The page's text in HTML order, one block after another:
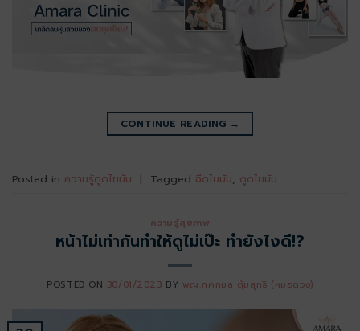
CONTINUE READING →
Posted in ความรู้ดูดไขมัน | Tagged ฉีดไขมัน ดูดไขมัน
ความรู้สุขภาพ
หน้าไม่เท่ากันทำให้ดูไม่เป๊ะ ทำยังไงดี!?
POSTED ON 30/01/2023 BY พญ.ภคกมล ตุ้มสุทธิ (หมอตวง)